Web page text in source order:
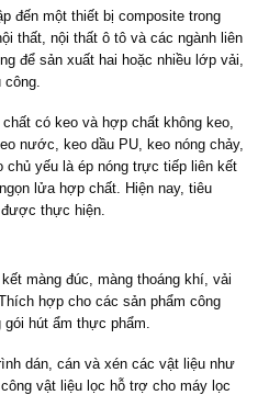
đến một thiết bị composite trong
thất, nội thất ô tô và các ngành liên
để sản xuất hai hoặc nhiều lớp vải,
công.
có keo và hợp chất không keo,
nước, keo dầu PU, keo nóng chảy,
chủ yếu là ép nóng trực tiếp liên kết
lửa hợp chất. Hiện nay, tiêu
thực hiện.
màng đúc, màng thoáng khí, vải
hợp cho các sản phẩm công
hút ẩm thực phẩm.
dán, cán và xén các vật liệu như
vật liệu lọc hỗ trợ cho máy lọc